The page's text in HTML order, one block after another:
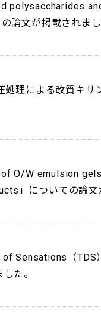
polysaccharides
文が掲載されまし
理による改質キサ
O/W emulsion
」についての論文
Sensations（TDS
た。